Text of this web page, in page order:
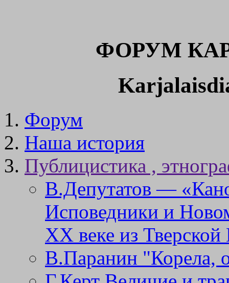
ФОРУМ
Форум
Наша история
Публицистика ,
В.Депутатов —
Исповедники и
ХХ веке из Тверской
В.Паранин "Корела,